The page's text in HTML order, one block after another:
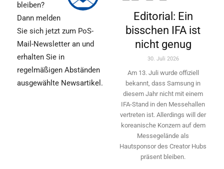
bleiben?
Dann melden
Sie sich jetzt zum PoS-
Mail-Newsletter an und
erhalten Sie in
regelmäßigen Abständen
ausgewählte Newsartikel.
Editorial: Ein
bisschen IFA ist
nicht genug
30. Juli 2026
Am 13. Juli wurde offiziell
bekannt, dass Samsung in
diesem Jahr nicht mit einem
IFA-Stand in den Messehallen
vertreten ist. Allerdings will ­der
koreanische Konzern auf dem
Messegelände als
Hautsponsor des Creator Hubs
präsent bleiben.